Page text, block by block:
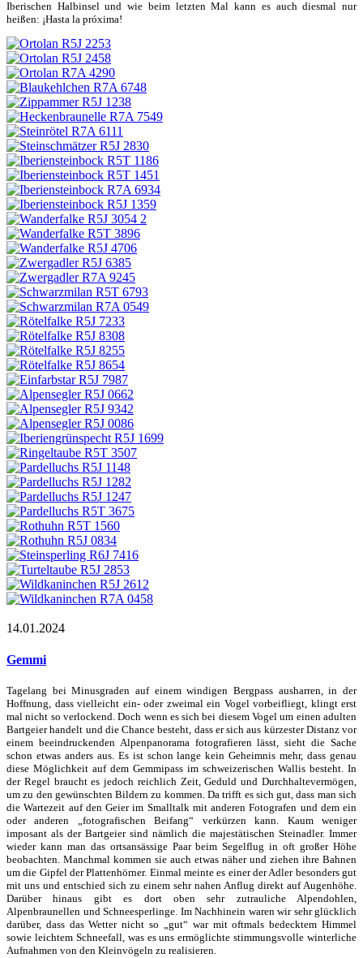
Iberischen Halbinsel und wie beim letzten Mal kann es auch diesmal nur
heißen: ¡Hasta la próxima!
14.01.2024
Gemmi
Tagelang bei Minusgraden auf einem windigen Bergpass ausharren, in der
Hoffnung, dass vielleicht ein- oder zweimal ein Vogel vorbeifliegt, klingt erst
mal nicht so verlockend. Doch wenn es sich bei diesem Vogel um einen adulten
Bartgeier handelt und die Chance besteht, dass er sich aus kürzester Distanz vor
einem beeindruckenden Alpenpanorama fotografieren lässt, sieht die Sache
schon etwas anders aus. Es ist schon lange kein Geheimnis mehr, dass genau
diese Möglichkeit auf dem Gemmipass im schweizerischen Wallis besteht. In
der Regel braucht es jedoch reichlich Zeit, Geduld und Durchhaltevermögen,
um zu den gewünschten Bildern zu kommen. Da trifft es sich gut, dass man sich
die Wartezeit auf den Geier im Smalltalk mit anderen Fotografen und dem ein
oder anderen „fotografischen Beifang“ verkürzen kann. Kaum weniger
imposant als der Bartgeier sind nämlich die majestätischen Steinadler. Immer
wieder kann man das ortsansässige Paar beim Segelflug in oft großer Höhe
beobachten. Manchmal kommen sie auch etwas näher und ziehen ihre Bahnen
um die Gipfel der Plattenhörner. Einmal meinte es einer der Adler besonders gut
mit uns und entschied sich zu einem sehr nahen Anflug direkt auf Augenhöhe.
Darüber hinaus gibt es dort oben sehr zutrauliche Alpendohlen,
Alpenbraunellen und Schneesperlinge. Im Nachhinein waren wir sehr glücklich
darüber, dass das Wetter nicht so „gut“ war mit oftmals bedecktem Himmel
sowie leichtem Schneefall, was es uns ermöglichte stimmungsvolle winterliche
Aufnahmen von den Kleinvögeln zu realisieren.